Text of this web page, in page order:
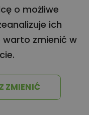
o możliwe
ich
warto zmienić w
ZMIENIĆ